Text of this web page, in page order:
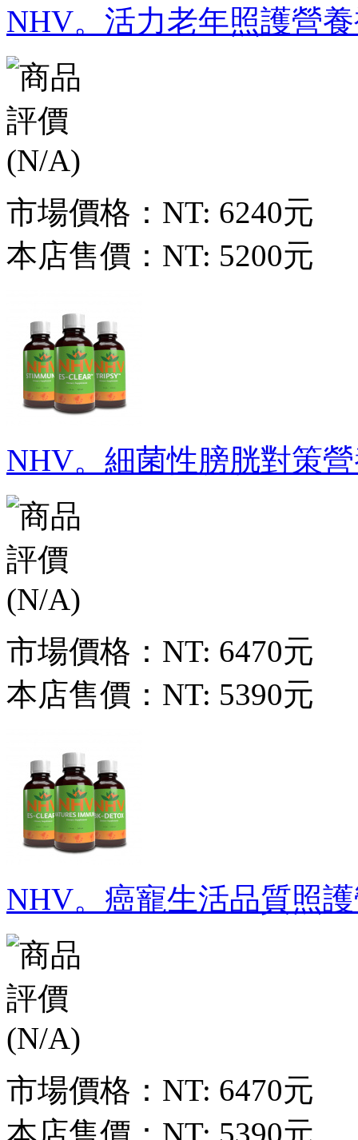
NHV。活力老年照護營
市場價格： NT: 6240元
本店售價： NT: 5200元
NHV。細菌性膀胱對策
市場價格： NT: 6470元
本店售價： NT: 5390元
NHV。癌寵生活品質照
市場價格： NT: 6470元